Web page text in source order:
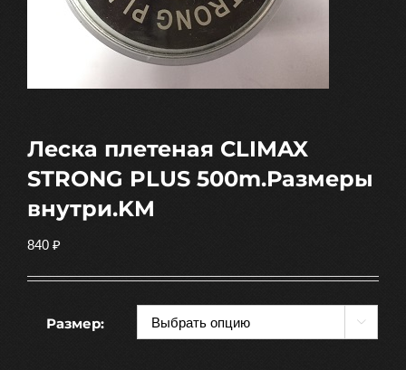
Леска плетеная CLIMAX
STRONG PLUS 500m.Размеры
внутри.KM
840 ₽
Размер: 